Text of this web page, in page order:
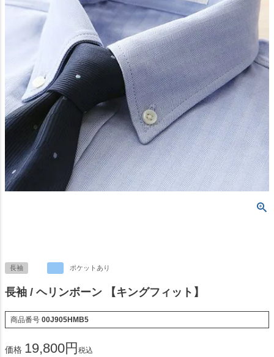
長袖 ポケットあり
長袖 / ヘリンボーン 【キングフィット】
商品番号 00J905HMB5
価格 19,800 税込